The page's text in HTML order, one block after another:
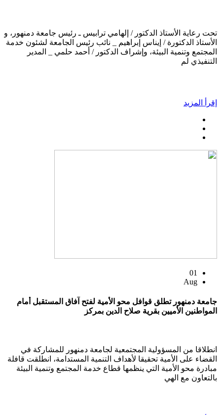
تحت رعاية الأستاذ الدكتور / إلهامي ترابيس ـ رئيس جامعة دمنهور، و
الأستاذ الدكتورة / إيناس إبراهيم _ نائب رئيس الجامعة لشئون خدمة
المجتمع وتنمية البيئة، وإشراف الدكتور / أحمد حلمي _ المدير
التنفيذي لم
إقرأ المزيد
01
Aug
جامعة دمنهور تطلق قوافل محو الأمية لفتح آفاق المستقبل أمام
المواطنين الأميين بقرية صلاح الدين بمركز
انطلاقا من المسؤولية المجتمعية لجامعة دمنهور للمشاركة في
القضاء على الأمية تحقيقا لأهداف التنمية المستدامة، انطلقت قافلة
مبادرة محو الأمية التي ينظمها قطاع خدمة المجتمع وتنمية البيئة
بالتعاون مع الهي